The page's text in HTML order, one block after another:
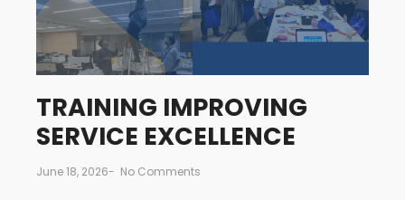
TRAINING IMPROVING
SERVICE EXCELLENCE
June 18, 2026- No Comments